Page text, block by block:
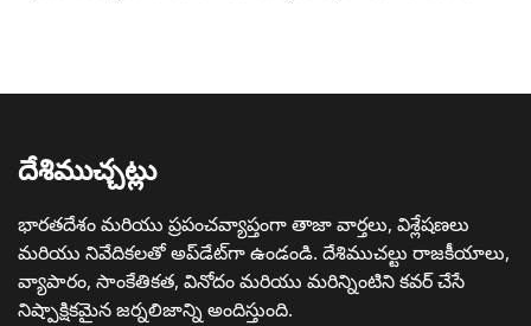
దేశిముచ్చట్లు
భారతదేశం మరియు ప్రపంచవ్యాప్తంగా తాజా వార్తలు, విశ్లేషణలు
మరియు నివేదికలతో అప్‌డేట్‌గా ఉండండి. దేశిముచల్టు రాజకీయాలు,
వ్యాపారం, సాంకేతికత, వినోదం మరియు మరిన్నింటిని కవర్ చేసే
నిష్పాక్షికమైన జర్నలిజాన్ని అందిస్తుంది.